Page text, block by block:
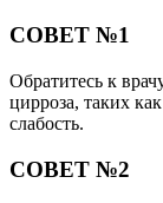
СОВЕТ №1
Обратитесь к
цирроза, таких
слабость.
СОВЕТ №2